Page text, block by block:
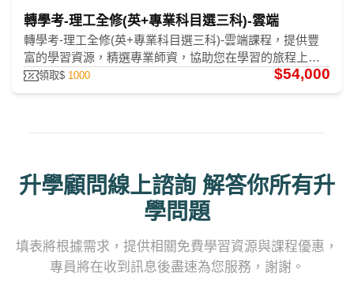
轉學考-理工全修(英+專業科目選三科)-雲端
轉學考-理工全修(英+專業科目選三科)-雲端課程，提供豐
富的學習資源，精選專業師資，協助您在學習的旅程上突
破困難。
領取$ 1000 $54,000
升學顧問線上諮詢 解答你所有升
學問題
填表將根據需求，提供相關免費學習資源與課程優惠，
專員將在收到訊息後盡速為您服務，謝謝。